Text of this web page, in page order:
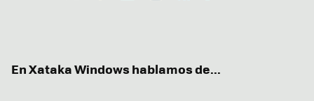
En Xataka Windows hablamos de...